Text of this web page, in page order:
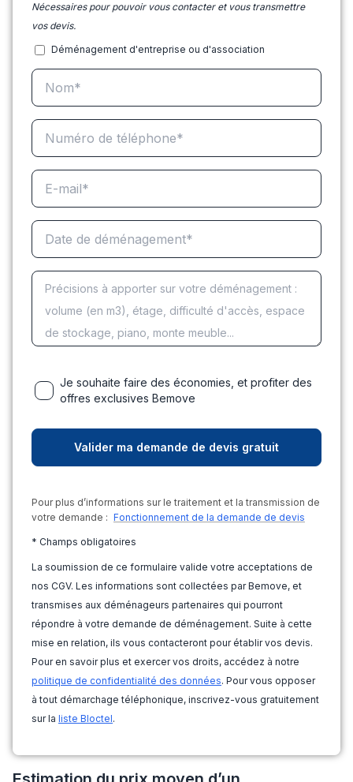
Nécessaires pour pouvoir vous contacter et vous transmettre
vos devis.
Déménagement d'entreprise ou d'association
Je souhaite faire des économies, et profiter des
offres exclusives Bemove
Pour plus d’informations sur le traitement et la transmission de
votre demande : Fonctionnement de la demande de devis
* Champs obligatoires
La soumission de ce formulaire valide votre acceptations de
nos CGV. Les informations sont collectées par Bemove, et
transmises aux déménageurs partenaires qui pourront
répondre à votre demande de déménagement. Suite à cette
mise en relation, ils vous contacteront pour établir vos devis.
Pour en savoir plus et exercer vos droits, accédez à notre
politique de confidentialité des données. Pour vous opposer
à tout démarchage téléphonique, inscrivez-vous gratuitement
sur la liste Bloctel.